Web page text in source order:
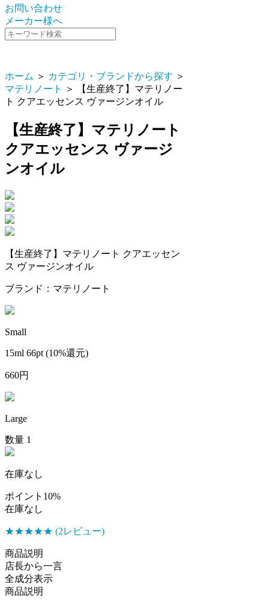
お問い合わせ
メーカー様へ
ホーム ＞ カテゴリ・ブランドから探す ＞
マテリノート
＞ 【生産終了】マテリノー
ト クアエッセンス ヴァージンオイル
【生産終了】マテリノート
クアエッセンス ヴァージ
ンオイル
【生産終了】マテリノート クアエッセン
ス ヴァージンオイル
ブランド：マテリノート
Small
15ml 66pt (10%還元)
660円
Large
数量 1
在庫なし
ポイント10%
在庫なし
★★★★★ (2レビュー)
商品説明
店長から一言
全成分表示
商品説明